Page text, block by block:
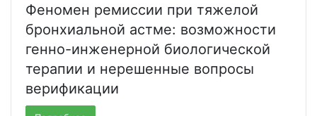
Феномен ремиссии при тяжелой
бронхиальной астме: возможности
генно-инженерной биологической
терапии и нерешенные вопросы
верификации